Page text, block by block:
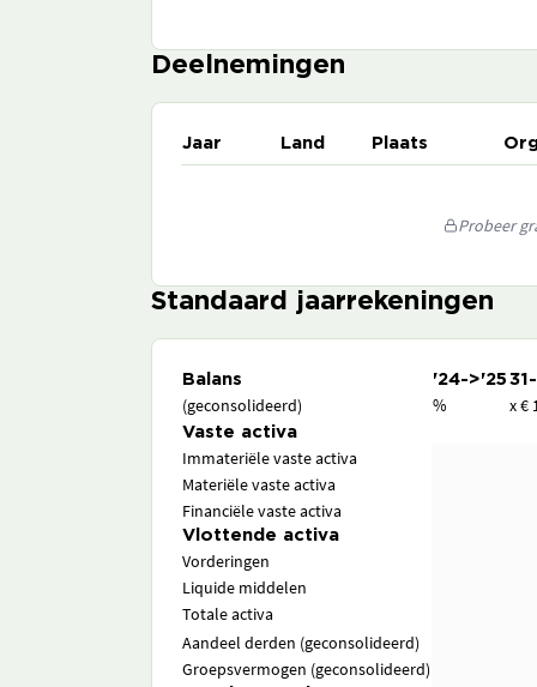
Deelnemingen
Jaar Land Plaats
Probeer
Standaard jaarrekeningen
Balans '24->'25
(geconsolideerd) % x €
Vaste activa
Immateriële vaste activa
Materiële vaste activa
Financiële vaste activa
Vlottende activa
Vorderingen
Liquide middelen
Totale activa
Aandeel derden (geconsolideerd)
Groepsvermogen (geconsolideerd)